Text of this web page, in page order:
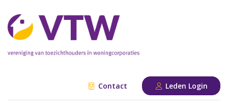
Contact Leden Login